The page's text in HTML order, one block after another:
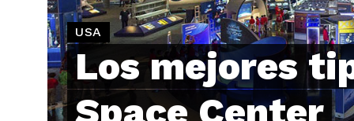
USA
Los mejores